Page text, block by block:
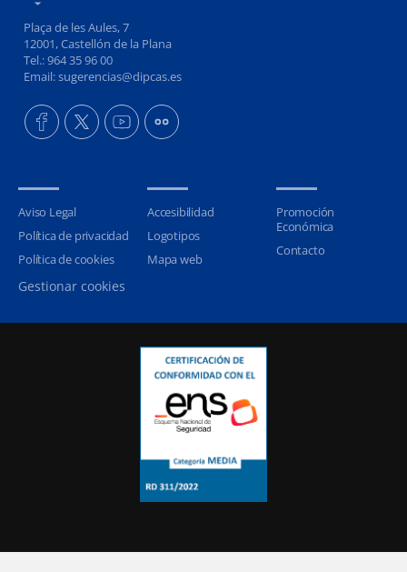
Plaça de les Aules, 7
12001, Castellón de la Plana
Tel.: 964 35 96 00
Email: sugerencias@dipcas.es
Aviso Legal
Política de privacidad
Política de cookies
Gestionar cookies
Accesibilidad
Logotipos
Mapa web
Promoción
Económica
Contacto